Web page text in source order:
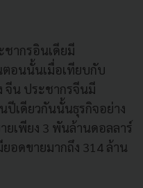
ากรอินเดียมี
ตอนนั้นเมื่อเทียบกับ
จีน ประชากรจีนมี
ปีเดียวกันนั้นธุรกิจอย่าง
ยเพียง 3 พันล้านดอลลาร์
อดขายมากถึง 314 ล้าน